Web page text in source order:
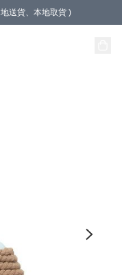
送貨、本地取貨 )